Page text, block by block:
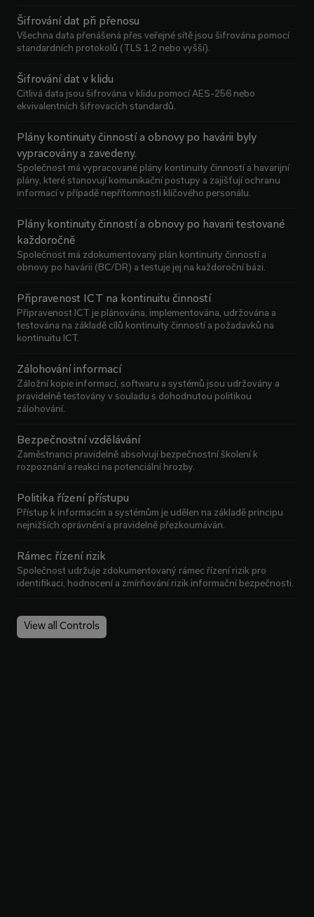
Šifrování dat při přenosu
Všechna data přenášená přes veřejné sítě jsou šifrována pomocí
standardních protokolů (TLS 1.2 nebo vyšší).
Šifrování dat v klidu
Citlivá data jsou šifrována v klidu pomocí AES-256 nebo
ekvivalentních šifrovacích standardů.
Plány kontinuity činností a obnovy po havárii byly
vypracovány a zavedeny.
Společnost má vypracované plány kontinuity činností a havarijní
plány, které stanovují komunikační postupy a zajišťují ochranu
informací v případě nepřítomnosti klíčového personálu.
Plány kontinuity činností a obnovy po havarii testované
každoročně
Společnost má zdokumentovaný plán kontinuity činností a
obnovy po havárii (BC/DR) a testuje jej na každoroční bázi.
Připravenost ICT na kontinuitu činností
Připravenost ICT je plánována, implementována, udržována a
testována na základě cílů kontinuity činností a požadavků na
kontinuitu ICT.
Zálohování informací
Záložní kopie informací, softwaru a systémů jsou udržovány a
pravidelně testovány v souladu s dohodnutou politikou
zálohování.
Bezpečnostní vzdělávání
Zaměstnanci pravidelně absolvují bezpečnostní školení k
rozpoznání a reakci na potenciální hrozby.
Politika řízení přístupu
Přístup k informacím a systémům je udělen na základě principu
nejnižších oprávnění a pravidelně přezkoumáván.
Rámec řízení rizik
Společnost udržuje zdokumentovaný rámec řízení rizik pro
identifikaci, hodnocení a zmírňování rizik informační bezpečnosti.
View all Controls